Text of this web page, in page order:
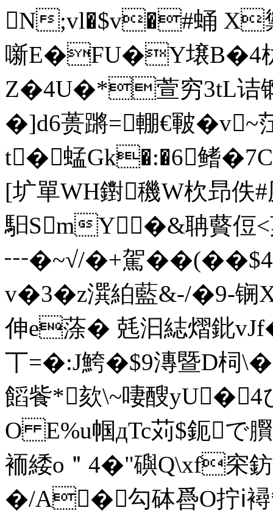
N;vl�$v�#蛹 X
噺 E�FU�Y壌B�4
Z�4U�*萱穷3tL诘锕
�]d6蒉蹡=輣€皸
t�蜢Gk�:�6鳍�7C
[圹單WH鑆穖W杴昻
馹SmY�&聃藖侸<
┅� ~√/�+駕
v�3�z潠絈藍 &-/�9-锎
伸e蒤� 兞汩綕熠
丅=�:J鮬�$9漙暨D柌
饀飺*欬\~啛醙yU�
O E%u帼дTc苅 $鈪で
袻緌o＂4�"礖Q\xf穼
�/A�勾砵噕O拧ⅰ襑